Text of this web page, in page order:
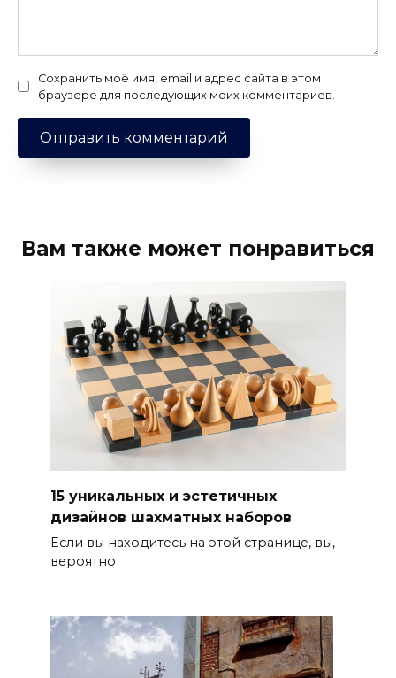
Сохранить моё имя, email и адрес сайта в этом
браузере для последующих моих комментариев.
Вам также может понравиться
15 уникальных и эстетичных
дизайнов шахматных наборов
Если вы находитесь на этой странице, вы,
вероятно